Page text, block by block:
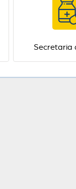
Secretaria